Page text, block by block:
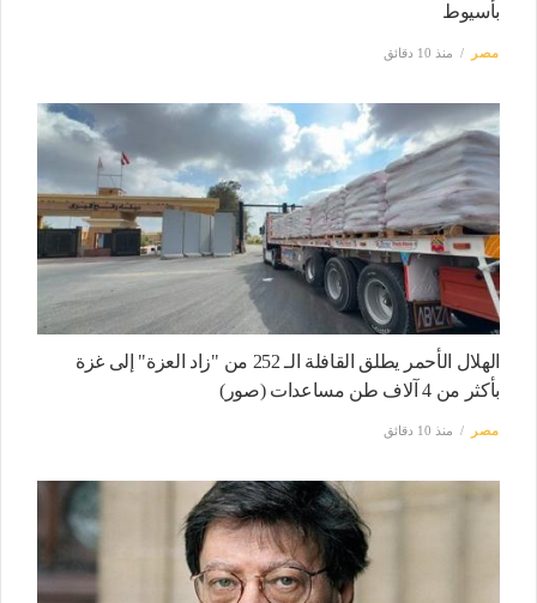
بأسيوط
مصر منذ 10 دقائق
الهلال الأحمر يطلق القافلة الـ 252 من "زاد العزة" إلى غزة
بأكثر من 4 آلاف طن مساعدات (صور)
مصر منذ 10 دقائق